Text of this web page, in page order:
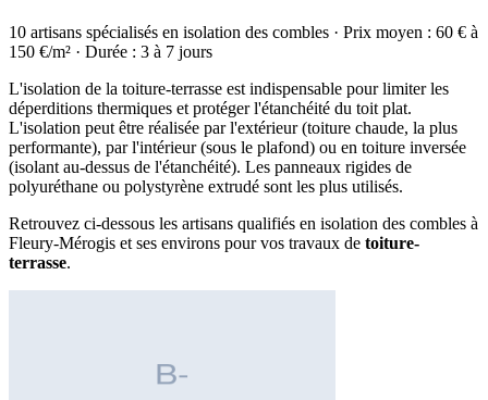
10 artisans spécialisés en isolation des combles · Prix moyen : 60 € à
150 €/m² · Durée : 3 à 7 jours
L'isolation de la toiture-terrasse est indispensable pour limiter les
déperditions thermiques et protéger l'étanchéité du toit plat.
L'isolation peut être réalisée par l'extérieur (toiture chaude, la plus
performante), par l'intérieur (sous le plafond) ou en toiture inversée
(isolant au-dessus de l'étanchéité). Les panneaux rigides de
polyuréthane ou polystyrène extrudé sont les plus utilisés.
Retrouvez ci-dessous les artisans qualifiés en isolation des combles à
Fleury-Mérogis et ses environs pour vos travaux de toiture-
terrasse.